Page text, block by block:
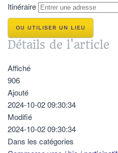
Itinéraire
OU UTILISER UN LIEU
Détails de l'article
Affiché
906
Ajouté
2024-10-02 09:30:34
Modifié
2024-10-02 09:30:34
Dans les catégories